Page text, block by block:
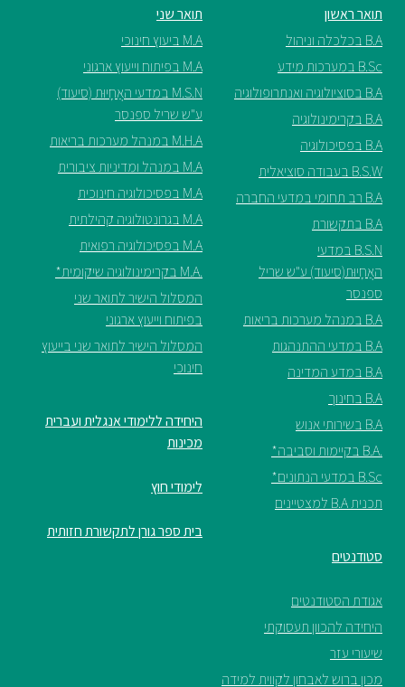
וכוחות
הביטחון
–
זכויות
והטבות
הרשמו
עכשיו
תואר ראשון
B.A בכלכלה וניהול
B.Sc במערכות מידע
B.A בסוציולוגיה ואנתרופולוגיה
B.A בקרימינולוגיה
B.A בפסיכולוגיה
B.S.W בעבודה סוציאלית
B.A רב תחומי במדעי החברה
B.A בתקשורת
B.S.N במדעי
האֲחָיוּת(סיעוד) ע"ש שריל
ספנסר
B.A במנהל מערכות בריאות
B.A במדעי ההתנהגות
B.A במדע המדינה
B.A בחינוך
B.A בשירותי אנוש
.B.A בקיימות וסביבה*
B.Sc במדעי הנתונים*
תכנית B.A למצטיינים
תואר שני
M.A ביעוץ חינוכי
M.A בפיתוח וייעוץ ארגוני
M.S.N במדעי האֲחָיוּת (סיעוד)
ע"ש שריל ספנסר
M.H.A במנהל מערכות בריאות
M.A במנהל ומדיניות ציבורית
M.A בפסיכולוגיה חינוכית
M.A בגרונטולוגיה קהילתית
M.A בפסיכולוגיה רפואית
.M.A בקרימינולוגיה שיקומית*
המסלול הישיר לתואר שני
בפיתוח וייעוץ ארגוני
המסלול הישיר לתואר שני בייעוץ
חינוכי
היחידה ללימודי אנגלית ועברית
מכינות
לימודי חוץ
בית ספר גורן לתקשורת חזותית
סטודנטים
אגודת הסטודנטים
היחידה להכוון תעסוקתי
שיעורי עזר
מכון ברוש לאבחון לקווית למידה